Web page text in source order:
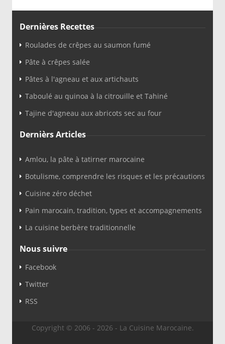
Dernières Recettes
Roulades de crêpes au saumon fumé
Pâte à crêpes salée
Pâtes à l'agneau et aux artichauts
Taboulé au quinoa à la citrouille et Tahiné
Tajine d'agneau aux abricots sec au four
Dernièrs Articles
Amlou, la pâte à tatirner marocaine
Botulisme, comprendre les risques et les précautions
Cuisine zéro déchet
Pain marocain, tradition, types et accompagnements
La cuisine berbère traditionnelle
Nous suivre
Facebook
Twitter
RSS
Copyright © 2006 - 2026 - La Cuisine Marocaine.